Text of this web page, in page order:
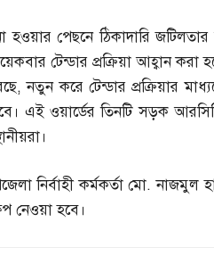
পেছনে ঠিকাদারি জটিলতার
টেন্ডার প্রক্রিয়া আহ্বান
,নতুন করে টেন্ডার প্রক্রিয়ার
এই ওয়ার্ডের তিনটি সড়ক
নির্বাহী কর্মকর্তা মো.নাজমুল
নেওয়া হবে।